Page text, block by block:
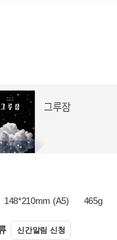
148*210mm (A5) 465g
신간알림 신청